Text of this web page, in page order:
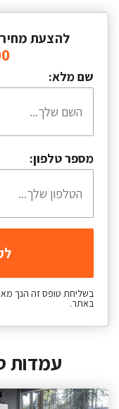
להצעת
שם מלא:
מספר טלפון:
בשליחת טופס זה הנך
באתר.
עמדות